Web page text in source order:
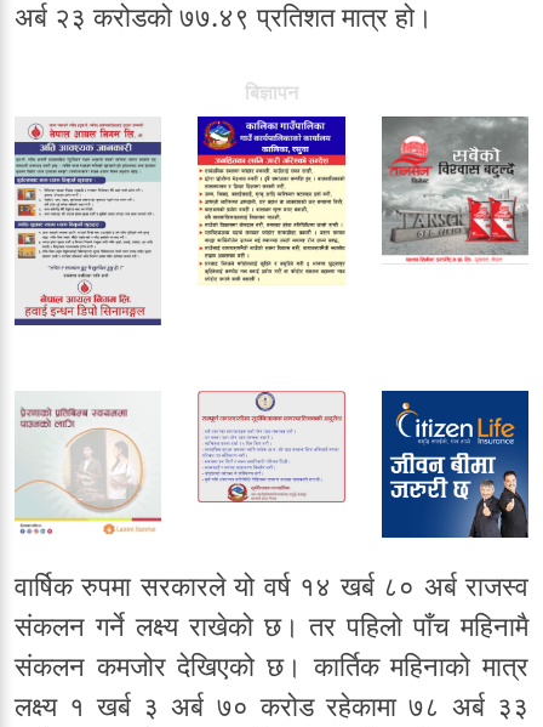
अर्ब २३ करोडको ७७.४९ प्रतिशत मात्र हो।
बिज्ञापन
वार्षिक रुपमा सरकारले यो वर्ष १४ खर्ब ८० अर्ब राजस्व
संकलन गर्ने लक्ष्य राखेको छ। तर पहिलो पाँच महिनामै
संकलन कमजोर देखिएको छ। कार्तिक महिनाको मात्र
लक्ष्य १ खर्ब ३ अर्ब ७० करोड रहेकामा ७८ अर्ब ३३